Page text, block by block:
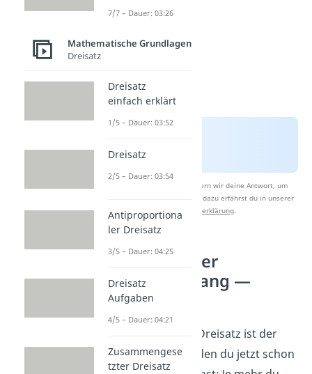
Nach Beantwortung speichern wir deine Antwort, um
Studyflix zu verbessern. Mehr dazu erfährst du in unserer
Datenschutzerklärung.
Proportionaler
Zusammenhang —
Beispiel
Der proportionale Dreisatz ist der
normale Dreisatz
, den du jetzt schon
7/7 – Dauer: 03:26
Mathematische Grundlagen
Dreisatz
Dreisatz
einfach erklärt
1/5 – Dauer: 03:52
Dreisatz
2/5 – Dauer: 03:54
Antiproportiona
ler Dreisatz
3/5 – Dauer: 04:25
Dreisatz
Aufgaben
4/5 – Dauer: 04:21
Zusammengese
tzter Dreisatz